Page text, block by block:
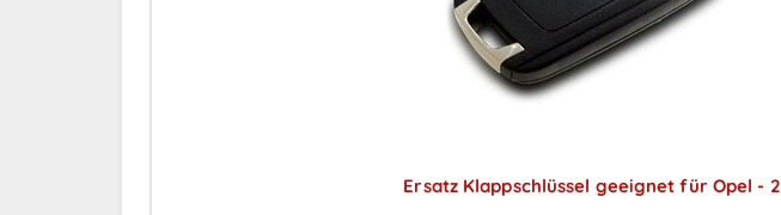
Ersatz Klappschlüssel geeignet für Opel - 2